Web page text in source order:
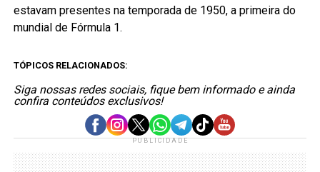
estavam presentes na temporada de 1950, a primeira do
mundial de Fórmula 1.
TÓPICOS RELACIONADOS:
Siga nossas redes sociais, fique bem informado e ainda
confira conteúdos exclusivos!
PUBLICIDADE